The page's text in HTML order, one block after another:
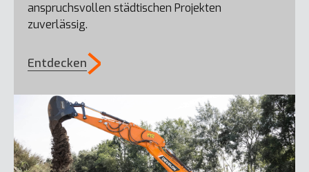
DX100W-7
anspruchsvollen städtischen Projekten
zuverlässig.
Entdecken